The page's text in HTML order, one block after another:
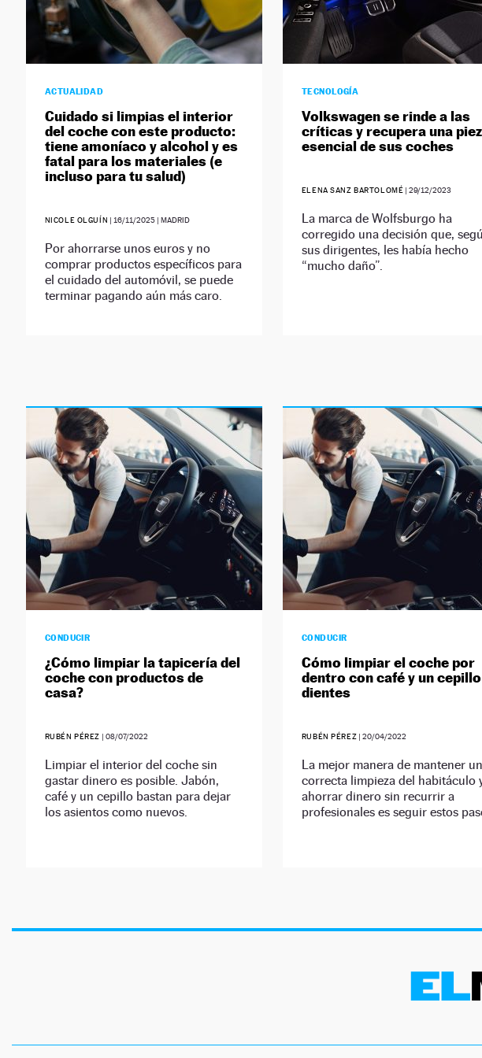
ACTUALIDAD
Cuidado si limpias el interior
del coche con este producto:
tiene amoníaco y alcohol y es
fatal para los materiales (e
incluso para tu salud)
NICOLE OLGUÍN | 16/11/2025 | MADRID
Por ahorrarse unos euros y no
comprar productos específicos para
el cuidado del automóvil, se puede
terminar pagando aún más caro.
TECNOLOGÍA
Volkswagen se rinde a las
críticas y recupera una
esencial de sus coches
ELENA SANZ BARTOLOMÉ |29/12/2023
La marca de Wolfsburgo ha
corregido una decisión que,
sus dirigentes, les había hecho
“mucho daño”.
CONDUCIR
¿Cómo limpiar la tapicería del
coche con productos de
casa?
RUBÉN PÉREZ |08/07/2022
Limpiar el interior del coche sin
gastar dinero es posible. Jabón,
café y un cepillo bastan para dejar
los asientos como nuevos.
CONDUCIR
Cómo limpiar el coche por
dentro con café y un
dientes
RUBÉN PÉREZ |20/04/2022
La mejor manera de mantener
correcta limpieza del habitáculo
ahorrar dinero sin recurrir a
profesionales es seguir estos